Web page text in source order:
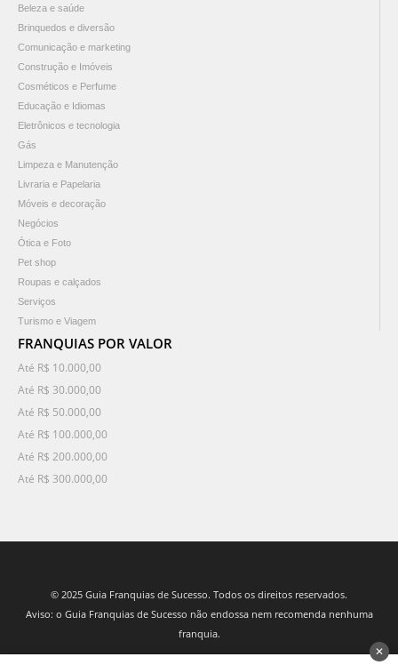
Beleza e saúde
Brinquedos e diversão
Comunicação e marketing
Construção e Imóveis
Cosméticos e Perfume
Educação e Idiomas
Eletrônicos e tecnologia
Gás
Limpeza e Manutenção
Livraria e Papelaria
Móveis e decoração
Negócios
Ótica e Foto
Pet shop
Roupas e calçados
Serviços
Turismo e Viagem
FRANQUIAS POR VALOR
Até R$ 10.000,00
Até R$ 30.000,00
Até R$ 50.000,00
Até R$ 100.000,00
Até R$ 200.000,00
Até R$ 300.000,00
© 2025 Guia Franquias de Sucesso. Todos os direitos reservados.
Aviso: o Guia Franquias de Sucesso não endossa nem recomenda nenhuma
franquia.
✕